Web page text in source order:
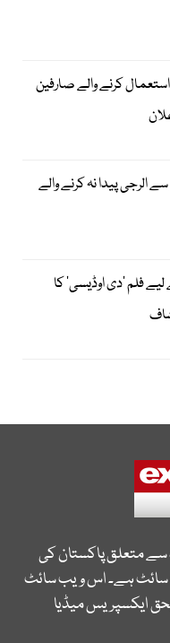
کرنے والے صارفین
الرجی پیدا نہ کرنے والے
فلم ’دی اوڈیسی‘ کا
سے متعلق پاکستان کی
سائٹ ہے۔ اس ویب سائٹ
ایکسپریس میڈیا